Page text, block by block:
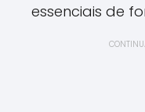
essenciais de